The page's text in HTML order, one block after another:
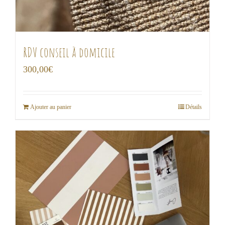
RDV conseil à domicile
300,00€
Ajouter au panier Détails